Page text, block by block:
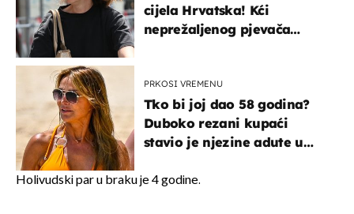
cijela Hrvatska! Kći
neprežaljenog pjevača
PRKOSI VREMENU
Tko bi joj dao 58 godina?
Duboko rezani kupaći
stavio je njezine adute u
Holivudski par u braku je 4 godine.